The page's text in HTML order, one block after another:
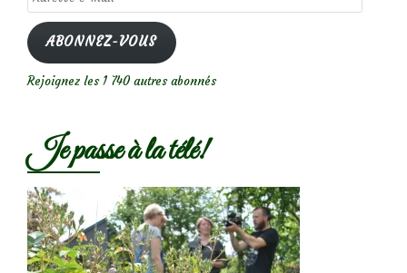
e-
mail
ABONNEZ-VOUS
Rejoignez les 1 740 autres abonnés
Je passe à la télé!